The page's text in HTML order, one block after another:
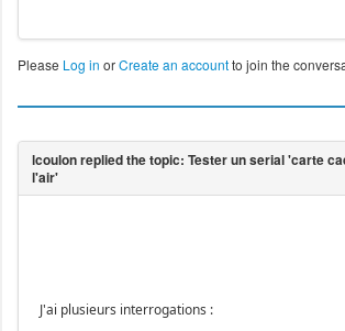
Please Log in orCreate an accountto join the
J'ai plusieurs interrogations :